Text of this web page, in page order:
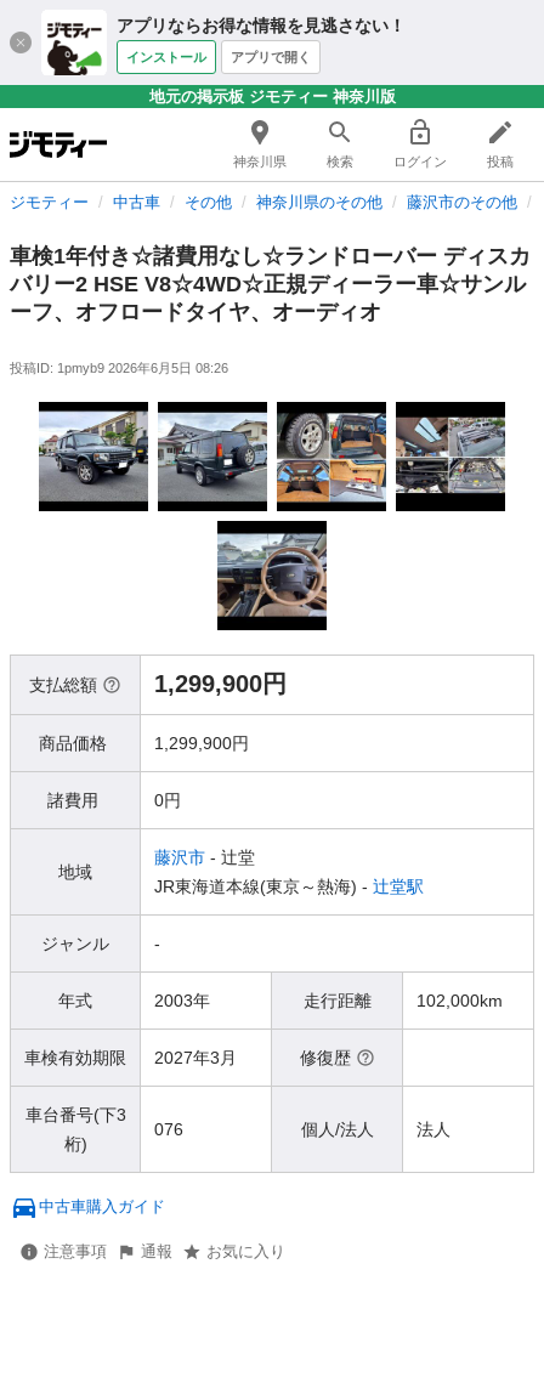
アプリならお得な情報を見逃さない！
インストール アプリで開く
地元の掲示板 ジモティー 神奈川版
神奈川県 検索 ログイン 投稿
ジモティー 中古車 その他 神奈川県のその他 藤沢市のその他
車検1年付き☆諸費用なし☆ランドローバー ディスカ
バリー2 HSE V8☆4WD☆正規ディーラー車☆サンル
ーフ、オフロードタイヤ、オーディオ
投稿ID: 1pmyb9 2026年6月5日 08:26
支払総額 1,299,900円
商品価格 1,299,900円
諸費用 0円
地域
藤沢市 - 辻堂
JR東海道本線(東京～熱海) - 辻堂駅
ジャンル -
年式 2003年 走行距離 102,000km
車検有効期限 2027年3月 修復歴
車台番号(下3
桁)
076 個人/法人 法人
中古車購入ガイド
注意事項 通報 お気に入り